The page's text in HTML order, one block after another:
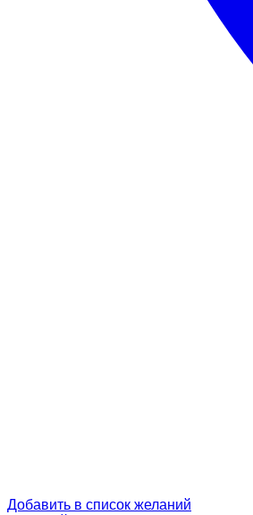
Добавить в список желаний